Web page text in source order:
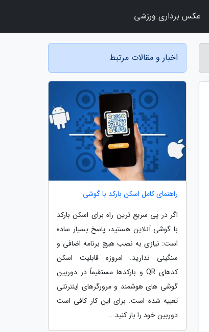
اخبار و مقالات مرتبط
راهنمای کامل اسکن بارکد با گوشی
اگر در پی سریع ترین راه برای اسکن بارکد
با گوشی آنلاین هستید، پاسخ بسیار ساده
است: نیازی به نصب هیچ برنامه اضافی و
سنگینی ندارید. امروزه قابلیت اسکن
کدهای QR و بارکدها مستقیماً در دوربین
گوشی های هوشمند و مرورگرهای اینترنتی
تعبیه شده است. برای این کار کافی است
دوربین خود را باز کنید...
عکس برداری ورزشی